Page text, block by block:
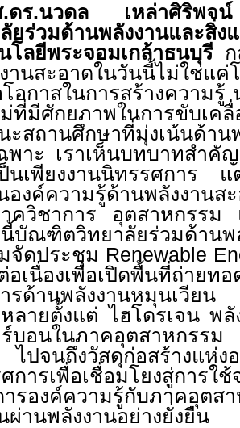
.ดร.นวดล เหล่าศิริพจ
ยร่วมด้านพลังงานและสิ่
โลยีพระจอมเกล้าธนบุรี
านสะอาดในวันนี้ไม่ใช่แค่
อกาสในการสร้างความรู้
ที่มีศักยภาพในการขับเค
ะสถานศึกษาที่มุ่งเน้นด้าน
พาะ เราเห็นบทบาทสำคั
นเพียงงานนิทรรศการ แ
องค์ความรู้ด้านพลังงาน
ควิชาการ อุตสาหกรรม
บัณฑิตวิทยาลัยร่วมด้าน
จัดประชุม Renewable
อเนื่องเพื่อเปิดพื้นที่ถ่ายท
รด้านพลังงานหมุนเวีย
ลายตั้งแต่ ไฮโดรเจน พ
ร์บอนในภาคอุตสาหกร
ไปจนถึงวัสดุก่อสร้างแห่
การเพื่อเชื่อมโยงสู่การ
รองค์ความรู้กับภาคอุตสา
ผ่านพลังงานอย่างยั่งยืน